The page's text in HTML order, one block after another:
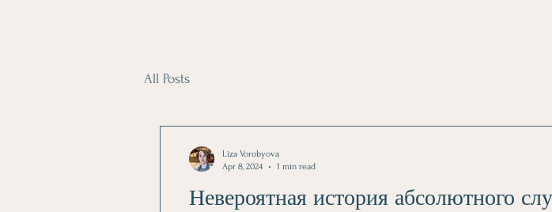
All Posts
Невероятная история абсолютного
Liza Vorobyova
Apr 8, 2024
1 min read